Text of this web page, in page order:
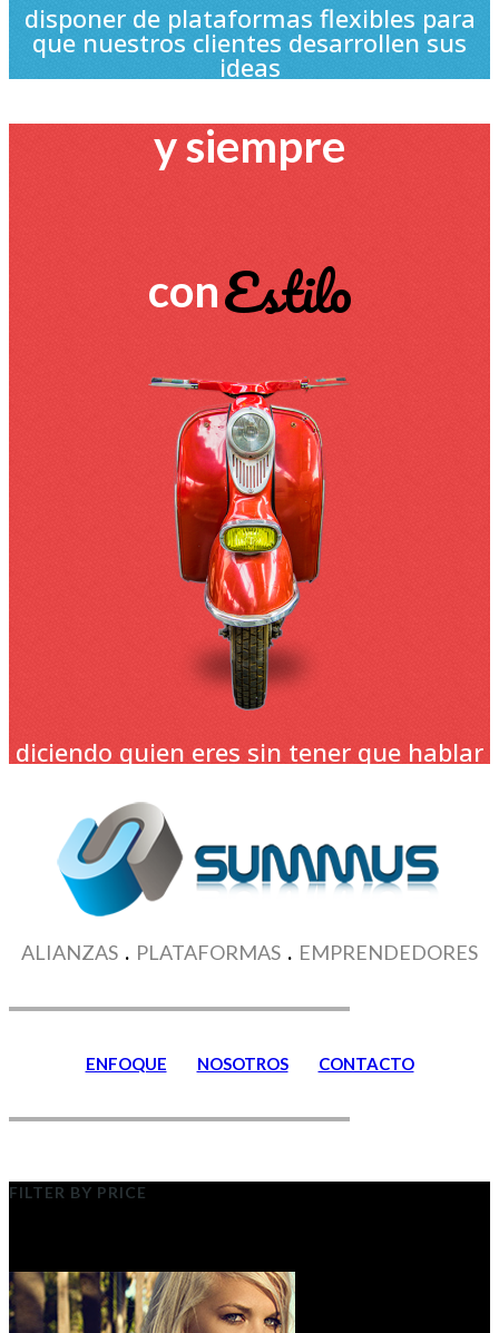
disponer de plataformas flexibles para
que nuestros clientes desarrollen sus
ideas
y siempre
conEstilo
diciendo quien eres sin tener que hablar
ALIANZAS . PLATAFORMAS . EMPRENDEDORES
ENFOQUE NOSOTROS CONTACTO
FILTER BY PRICE